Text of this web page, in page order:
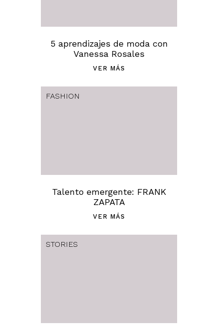
5 aprendizajes de moda con
Vanessa Rosales
VER MÁS
FASHION
Talento emergente: FRANK
ZAPATA
VER MÁS
STORIES